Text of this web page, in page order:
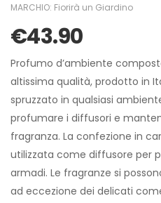
MARCHIO: Fiorirà un Giardino
€43.90
Profumo d’ambiente
altissima qualità, prodotto in
spruzzato in qualsiasi
profumare i diffusori e
fragranza. La confezione in
utilizzata come diffusore per
armadi. Le fragranze si
ad eccezione dei delicati